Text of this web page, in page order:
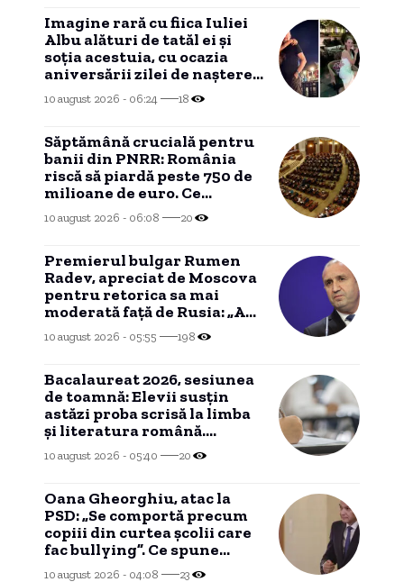
Imagine rară cu fiica Iuliei
Albu alături de tatăl ei și
soția acestuia, cu ocazia
aniversării zilei de naștere a
lui Mihai Albu. „Ale mele”
10 august 2026 - 06:24 18
Săptămână crucială pentru
banii din PNRR: România
riscă să piardă peste 750 de
milioane de euro. Ce
urmează
10 august 2026 - 06:08 20
Premierul bulgar Rumen
Radev, apreciat de Moscova
pentru retorica sa mai
moderată faţă de Rusia: „A
căpătat elemente raţionale”
10 august 2026 - 05:55 198
Bacalaureat 2026, sesiunea
de toamnă: Elevii susțin
astăzi proba scrisă la limba
și literatura română.
Structura subiectelor
10 august 2026 - 05:40 20
Oana Gheorghiu, atac la
PSD: „Se comportă precum
copiii din curtea școlii care
fac bullying”. Ce spune
despre alegerile anticipate
10 august 2026 - 04:08 23